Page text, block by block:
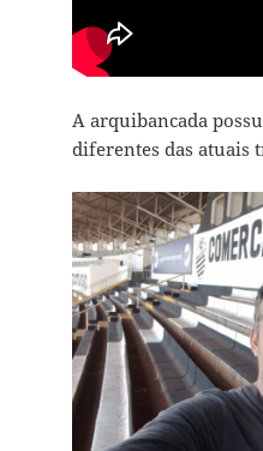
A arquibancada
diferentes das atuais